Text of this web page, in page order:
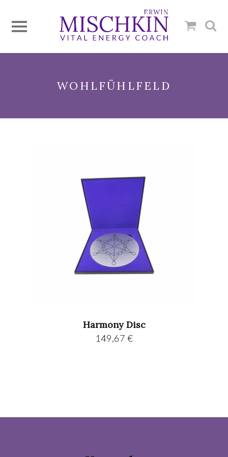
WOHLFÜHLFELD
Harmony Disc
149,67 €